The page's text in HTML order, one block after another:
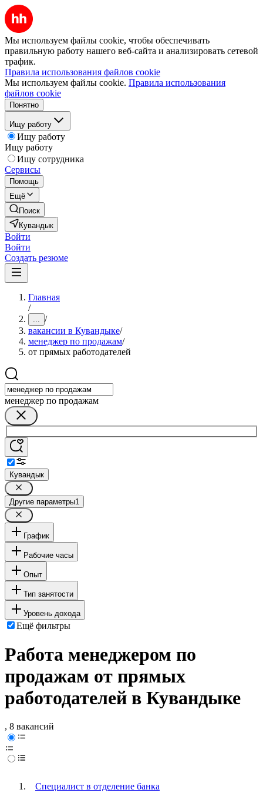
Мы используем файлы cookie, чтобы обеспечивать
правильную работу нашего веб-сайта и анализировать сетевой
трафик.
Правила использования файлов cookie
Мы используем файлы cookie. Правила использования
файлов cookie
Понятно
Ищу работу
Ищу работу
Ищу работу
Ищу сотрудника
Сервисы
Помощь
Ещё
Поиск
Кувандык
Войти
Войти
Создать резюме
Главная
/
... /
вакансии в Кувандыке/
менеджер по продажам/
от прямых работодателей
менеджер по продажам
Кувандык
Другие параметры1
График
Рабочие часы
Опыт
Тип занятости
Уровень дохода
Ещё фильтры
Работа менеджером по
продажам от прямых
работодателей в Кувандыке
, 8 вакансий
Специалист в отделение банка